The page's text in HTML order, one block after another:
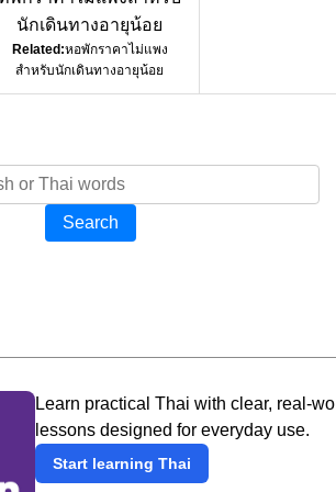
นักเดินทางอายุน้อย
Related:หอพักราคาไม่แพง
สำหรับนักเดินทางอายุน้อย
Search
Learn practical Thai with clear, real-
lessons designed for everyday use.
Start learning Thai